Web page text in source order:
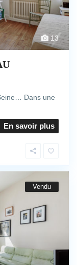
13
Dans une
En savoir plus
Vendu